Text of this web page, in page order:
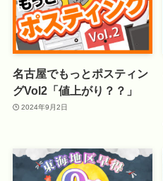
名古屋でもっとポスティン
グVol2「値上がり？？」
2024年9月2日